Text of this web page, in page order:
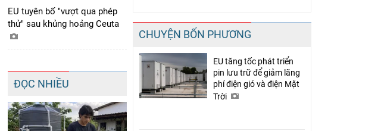
EU tuyên bố "vượt qua phép
thử" sau khủng hoảng Ceuta
ĐỌC NHIỀU
CHUYỆN BỐN PHƯƠNG
EU tăng tốc phát triển
pin lưu trữ để giảm lãng
phí điện gió và điện Mặt
Trời